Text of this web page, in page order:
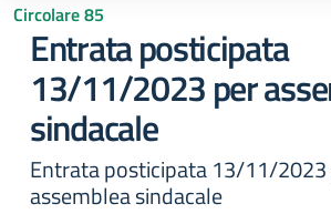
Circolare 85
Entrata posticipata
13/11/2023 per
sindacale
Entrata posticipata 13/11/
assemblea sindacale